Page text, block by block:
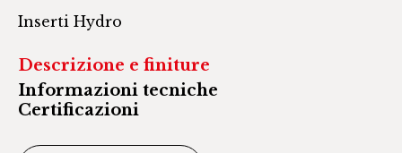
Inserti Hydro
Descrizione e finiture
Informazioni tecniche
Certificazioni